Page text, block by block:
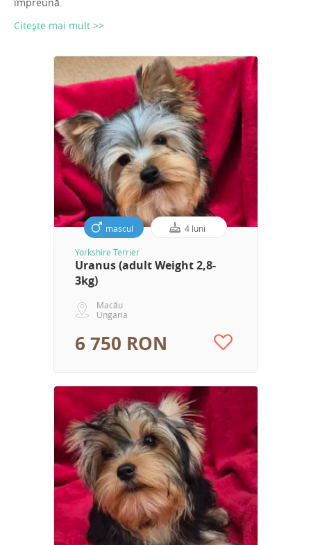
Citește mai mult >>
mascul 4 luni
Yorkshire Terrier
Uranus (adult Weight 2,8-
3kg)
Macău
Ungaria
6 750 RON